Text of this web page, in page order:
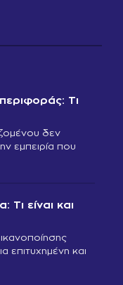
Τι
δεν
εμπειρία που
Τι είναι και
επιτυχημένη και